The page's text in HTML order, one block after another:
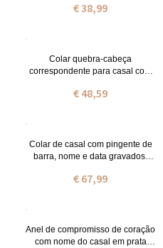
€ 38,99
Colar quebra-cabeça
correspondente para casal com
de nascimento
€ 48,59
Colar de casal com pingente de
barra, nome e data gravados,
€ 67,99
Anel de compromisso de coração
com nome do casal em prata